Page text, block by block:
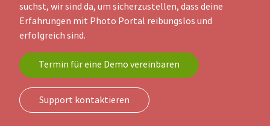
suchst, wir sind da, um sicherzustellen, dass deine
Erfahrungen mit Photo Portal reibungslos und
erfolgreich sind.
Termin für eine Demo vereinbaren
Support kontaktieren